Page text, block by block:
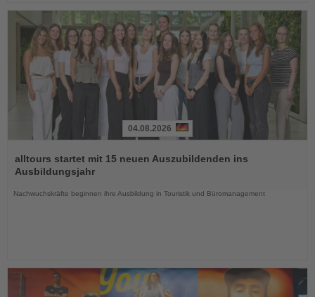
Sie
die
04.08.2026
alltours startet mit 15 neuen Auszubildenden ins
Ausbildungsjahr
Nachwuchskräfte beginnen ihre Ausbildung in Touristik und Büromanagement